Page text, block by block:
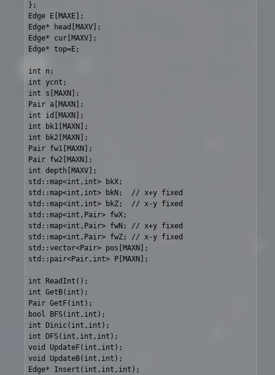
};
Edge E[MAXE];
Edge* head[MAXV];
Edge* cur[MAXV];
Edge* top=E;
int n;
int ycnt;
int s[MAXN];
Pair a[MAXN];
int id[MAXN];
int bk1[MAXN];
int bk2[MAXN];
Pair fw1[MAXN];
Pair fw2[MAXN];
int depth[MAXV];
std::map<int,int> bkX;
std::map<int,int> bkN;  // x+y fixed
std::map<int,int> bkZ;  // x-y fixed
std::map<int,Pair> fwX;
std::map<int,Pair> fwN; // x+y fixed
std::map<int,Pair> fwZ; // x-y fixed
std::vector<Pair> pos[MAXN];
std::pair<Pair,int> P[MAXN];
int ReadInt();
int GetB(int);
Pair GetF(int);
bool BFS(int,int);
int Dinic(int,int);
int DFS(int,int,int);
void UpdateF(int,int);
void UpdateB(int,int);
Edge* Insert(int,int,int);